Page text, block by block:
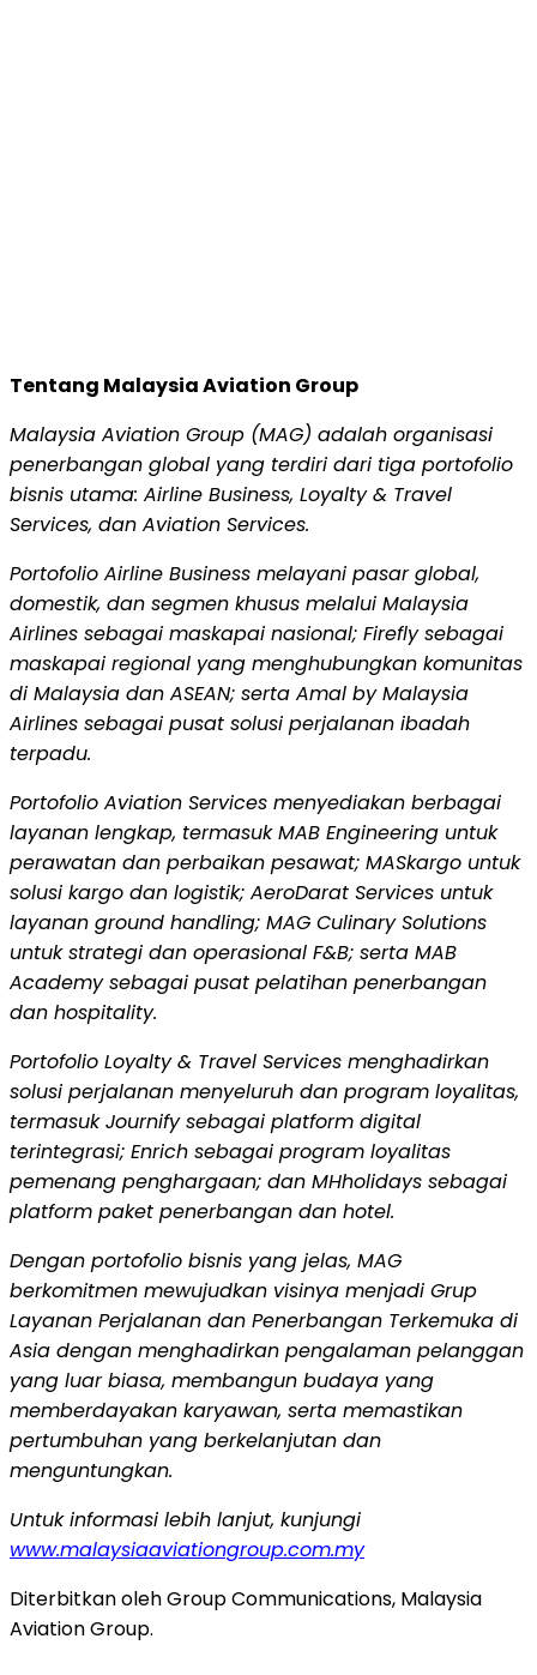
Tentang Malaysia Aviation Group
Malaysia Aviation Group (MAG) adalah organisasi
penerbangan global yang terdiri dari tiga portofolio
bisnis utama: Airline Business, Loyalty & Travel
Services, dan Aviation Services.
Portofolio Airline Business melayani pasar global,
domestik, dan segmen khusus melalui Malaysia
Airlines sebagai maskapai nasional; Firefly sebagai
maskapai regional yang menghubungkan komunitas
di Malaysia dan ASEAN; serta Amal by Malaysia
Airlines sebagai pusat solusi perjalanan ibadah
terpadu.
Portofolio Aviation Services menyediakan berbagai
layanan lengkap, termasuk MAB Engineering untuk
perawatan dan perbaikan pesawat; MASkargo untuk
solusi kargo dan logistik; AeroDarat Services untuk
layanan ground handling; MAG Culinary Solutions
untuk strategi dan operasional F&B; serta MAB
Academy sebagai pusat pelatihan penerbangan
dan hospitality.
Portofolio Loyalty & Travel Services menghadirkan
solusi perjalanan menyeluruh dan program loyalitas,
termasuk Journify sebagai platform digital
terintegrasi; Enrich sebagai program loyalitas
pemenang penghargaan; dan MHholidays sebagai
platform paket penerbangan dan hotel.
Dengan portofolio bisnis yang jelas, MAG
berkomitmen mewujudkan visinya menjadi Grup
Layanan Perjalanan dan Penerbangan Terkemuka di
Asia dengan menghadirkan pengalaman pelanggan
yang luar biasa, membangun budaya yang
memberdayakan karyawan, serta memastikan
pertumbuhan yang berkelanjutan dan
menguntungkan.
Untuk informasi lebih lanjut, kunjungi
www.malaysiaaviationgroup.com.my
Diterbitkan oleh Group Communications, Malaysia
Aviation Group.